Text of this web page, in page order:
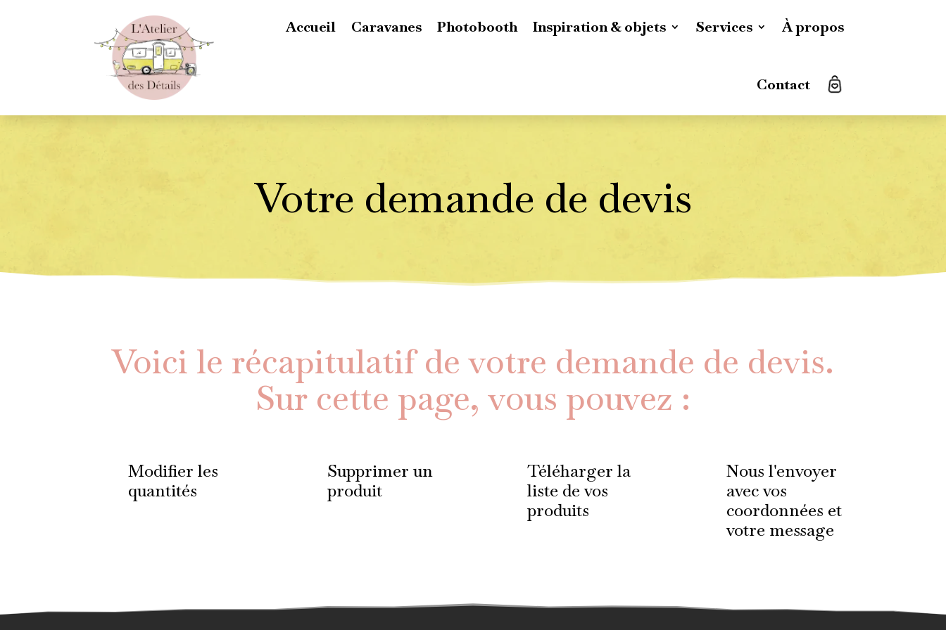
Accueil Caravanes Photobooth Inspiration & objets Services À propos
Contact
Votre demande de devis
Voici le récapitulatif de votre demande de devis.
Sur cette page, vous pouvez :
Modifier les
quantités
Supprimer un
produit
Téléharger la
liste de vos
produits
Nous l'envoyer
avec vos
coordonnées et
votre message